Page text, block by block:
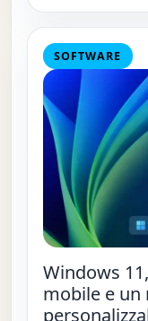
SOFTWARE
Windows
mobile e un